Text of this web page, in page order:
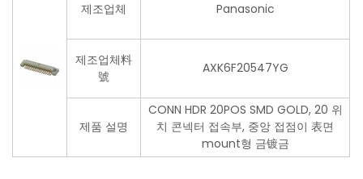
제조업체 Panasonic
제조업체料
號
AXK6F20547YG
제품 설명
CONN HDR 20POS SMD GOLD, 20 위
치 콘넥터 접속부, 중앙 접점이 表면
mount형 금镀금